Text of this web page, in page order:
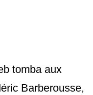
tomba aux
Barberousse,